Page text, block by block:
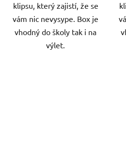
klipsu, který zajistí, že se
vám nic nevysype. Box je
vhodný do školy tak i na
výlet.